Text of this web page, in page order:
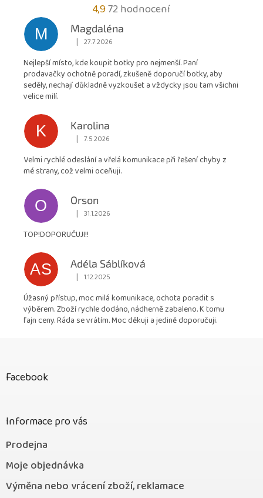
4,9Průměrné
hodnocení
obchodu
4,9
z
72 hodnocení
M
Magdaléna
Hodnocení obchodu je 5 z 5 hvězdiček.
| 27.7.2026
Nejlepší místo, kde koupit botky pro nejmenší. Paní
prodavačky ochotně poradí, zkušeně doporučí botky, aby
seděly, nechají důkladně vyzkoušet a vždycky jsou tam všichni
velice milí.
K
Karolina
Hodnocení obchodu je 5 z 5 hvězdiček.
| 7.5.2026
Velmi rychlé odeslání a vřelá komunikace při řešení chyby z
mé strany, což velmi oceňuji.
O
Orson
Hodnocení obchodu je 5 z 5 hvězdiček.
| 31.1.2026
TOP!DOPORUČUJI!!
AS
Adéla Sáblíková
Hodnocení obchodu je 5 z 5 hvězdiček.
| 1.12.2025
Úžasný přístup, moc milá komunikace, ochota poradit s
výběrem. Zboží rychle dodáno, nádherně zabaleno. K tomu
fajn ceny. Ráda se vrátím. Moc děkuji a jedině doporučuji.
Facebook
Informace pro vás
Prodejna
Moje objednávka
Výměna nebo vrácení zboží, reklamace